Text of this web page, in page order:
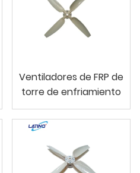
Ventiladores de FRP de
torre de enfriamiento